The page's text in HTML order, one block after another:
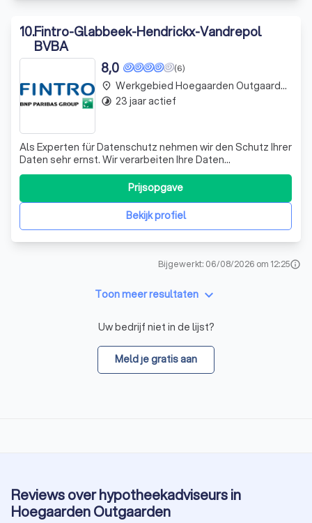
10.Fintro-Glabbeek-Hendrickx-Vandrepol
BVBA
(6)
8,0
Als Experten für Datenschutz nehmen wir den Schutz Ihrer
Daten sehr ernst. Wir verarbeiten Ihre Daten
ausschließlich im Rahmen der geltenden
Datenschutzgesetze und schützen sie nach dem
neuesten Stand der Technik. Unser Ziel ist es, Ihnen eine
sichere und vertrauenswürdige Plattform zu bieten, auf d
Bekijk profiel
Prijsopgave
place Werkgebied Hoegaarden Outgaarden
timelapse 23 jaar actief
Bijgewerkt: 06/08/2026 om 12:25info
Toon meer resultaten keyboard_arrow_down
Uw bedrijf niet in de lijst?
Meld je gratis aan
Reviews over hypotheekadviseurs in
Hoegaarden Outgaarden